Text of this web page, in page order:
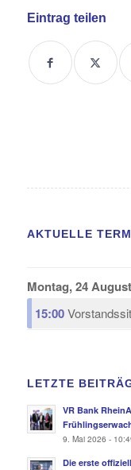
Eintrag teilen
AKTUELLE
Montag, 24 August
15:00
LETZTE
VR Bank
9. Mai 2026 -
Die erste